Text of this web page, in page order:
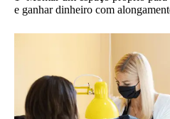
e ganhar dinheiro com